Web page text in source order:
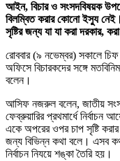
আইন, বিচার ও সংসদবিষয়ক
বিলম্বিত করার কোনো ইস্যু
সৃষ্টির জন্য যা যা করা দরকার,
রোববার (৯ নভেম্বর) সকালে
অফিসে বিচারকদের সঙ্গে
বলেন।
আসিফ নজরুল বলেন, জাতীয়
ফেব্রুয়ারির প্রথমার্ধে
একে অপরের ওপর চাপ সৃষ্টি
জন্য বিভিন্ন কথা বলে। এসব
নির্বাচন নিযয়ে শঙ্কা তৈরি হয়।